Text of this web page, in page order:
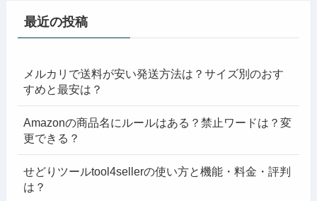
最近の投稿
メルカリで送料が安い発送方法は？サイズ別のおす
すめと最安は？
Amazonの商品名にルールはある？禁止ワードは？変
更できる？
せどりツールtool4sellerの使い方と機能・料金・評判
は？